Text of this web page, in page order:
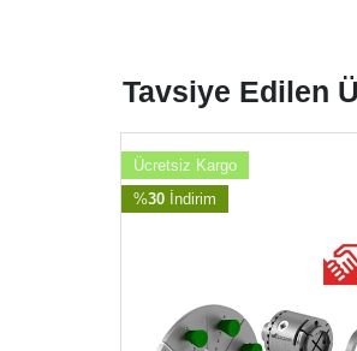
Tavsiye Edilen
Ücretsiz Kargo
%30 İndirim